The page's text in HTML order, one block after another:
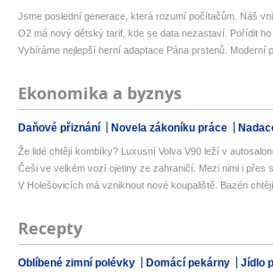
Jsme poslední generace, která rozumí počítačům. Náš
O2 má nový dětský tarif, kde se data nezastaví. Pořídit ho
Vybíráme nejlepší herní adaptace Pána prstenů. Moderní
Ekonomika a byznys
Daňové přiznání Novela zákoníku práce
Že lidé chtějí kombíky? Luxusní Volva V90 leží v
Češi ve velkém vozí ojetiny ze zahraničí. Mezi nimi i přes
V Holešovicích má vzniknout nové koupaliště. Bazén chtějí
Recepty
Oblíbené zimní polévky Domácí pekárny Jídlo